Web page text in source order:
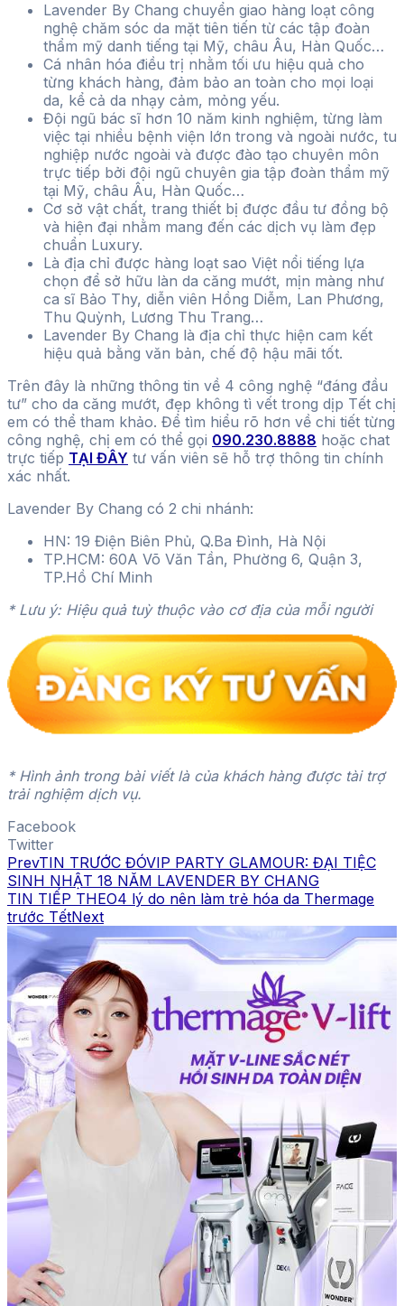
Lavender By Chang chuyển giao hàng loạt công
nghệ chăm sóc da mặt tiên tiến từ các tập đoàn
thẩm mỹ danh tiếng tại Mỹ, châu Âu, Hàn Quốc…
Cá nhân hóa điều trị nhằm tối ưu hiệu quả cho
từng khách hàng, đảm bảo an toàn cho mọi loại
da, kể cả da nhạy cảm, mỏng yếu.
Đội ngũ bác sĩ hơn 10 năm kinh nghiệm, từng làm
việc tại nhiều bệnh viện lớn trong và ngoài nước, tu
nghiệp nước ngoài và được đào tạo chuyên môn
trực tiếp bởi đội ngũ chuyên gia tập đoàn thẩm mỹ
tại Mỹ, châu Âu, Hàn Quốc…
Cơ sở vật chất, trang thiết bị được đầu tư đồng bộ
và hiện đại nhằm mang đến các dịch vụ làm đẹp
chuẩn Luxury.
Là địa chỉ được hàng loạt sao Việt nổi tiếng lựa
chọn để sở hữu làn da căng mướt, mịn màng như
ca sĩ Bảo Thy, diễn viên Hồng Diễm, Lan Phương,
Thu Quỳnh, Lương Thu Trang…
Lavender By Chang là địa chỉ thực hiện cam kết
hiệu quả bằng văn bản, chế độ hậu mãi tốt.
Trên đây là những thông tin về 4 công nghệ “đáng đầu
tư” cho da căng mướt, đẹp không tì vết trong dịp Tết chị
em có thể tham khảo. Để tìm hiểu rõ hơn về chi tiết từng
công nghệ, chị em có thể gọi 090.230.8888 hoặc chat
trực tiếp TẠI ĐÂY tư vấn viên sẽ hỗ trợ thông tin chính
xác nhất.
Lavender By Chang có 2 chi nhánh:
HN: 19 Điện Biên Phủ, Q.Ba Đình, Hà Nội
TP.HCM: 60A Võ Văn Tần, Phường 6, Quận 3,
TP.Hồ Chí Minh
* Lưu ý: Hiệu quả tuỳ thuộc vào cơ địa của mỗi người
* Hình ảnh trong bài viết là của khách hàng được tài trợ
trải nghiệm dịch vụ.
Facebook
Twitter
PrevTIN TRƯỚC ĐÓVIP PARTY GLAMOUR: ĐẠI TIỆC
SINH NHẬT 18 NĂM LAVENDER BY CHANG
TIN TIẾP THEO4 lý do nên làm trẻ hóa da Thermage
trước TếtNext